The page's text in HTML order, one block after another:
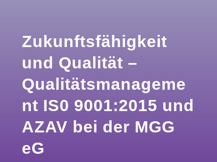
Zukunftsfähigkeit
und Qualität –
Qualitätsmanageme
nt IS0 9001:2015 und
AZAV bei der MGG
eG